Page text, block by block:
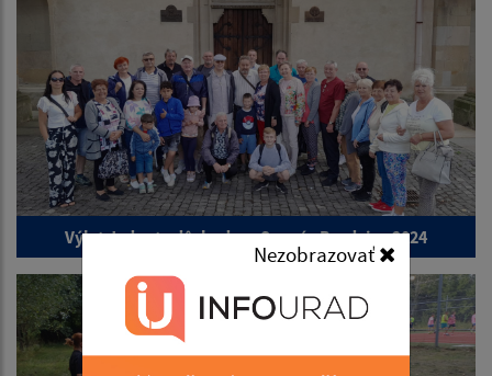
Nezobrazovať
Výlet Jednoty dôchodcov Senné - Bardejov 2024